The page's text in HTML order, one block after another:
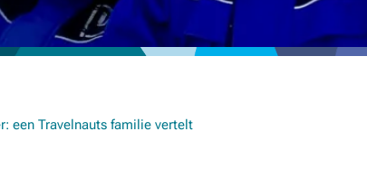
een Travelnauts familie vertelt